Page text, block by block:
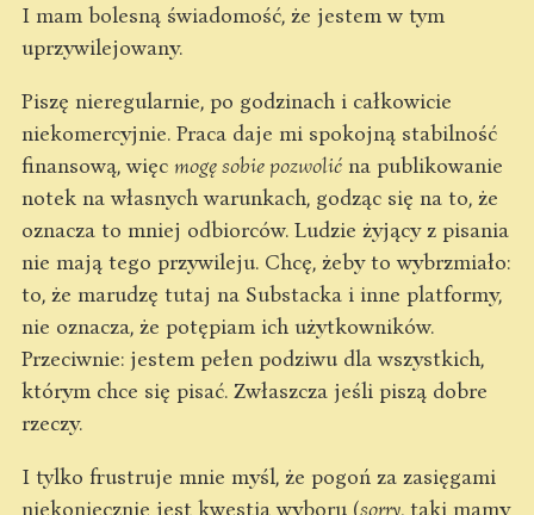
I mam bolesną świadomość, że jestem w tym
uprzywilejowany.
Piszę nieregularnie, po godzinach i całkowicie
niekomercyjnie. Praca daje mi spokojną stabilność
finansową, więc mogę sobie pozwolić na publikowanie
notek na własnych warunkach, godząc się na to, że
oznacza to mniej odbiorców. Ludzie żyjący z pisania
nie mają tego przywileju. Chcę, żeby to wybrzmiało:
to, że marudzę tutaj na Substacka i inne platformy,
nie oznacza, że potępiam ich użytkowników.
Przeciwnie: jestem pełen podziwu dla wszystkich,
którym chce się pisać. Zwłaszcza jeśli piszą dobre
rzeczy.
I tylko frustruje mnie myśl, że pogoń za zasięgami
niekoniecznie jest kwestią wyboru (sorry, taki mamy